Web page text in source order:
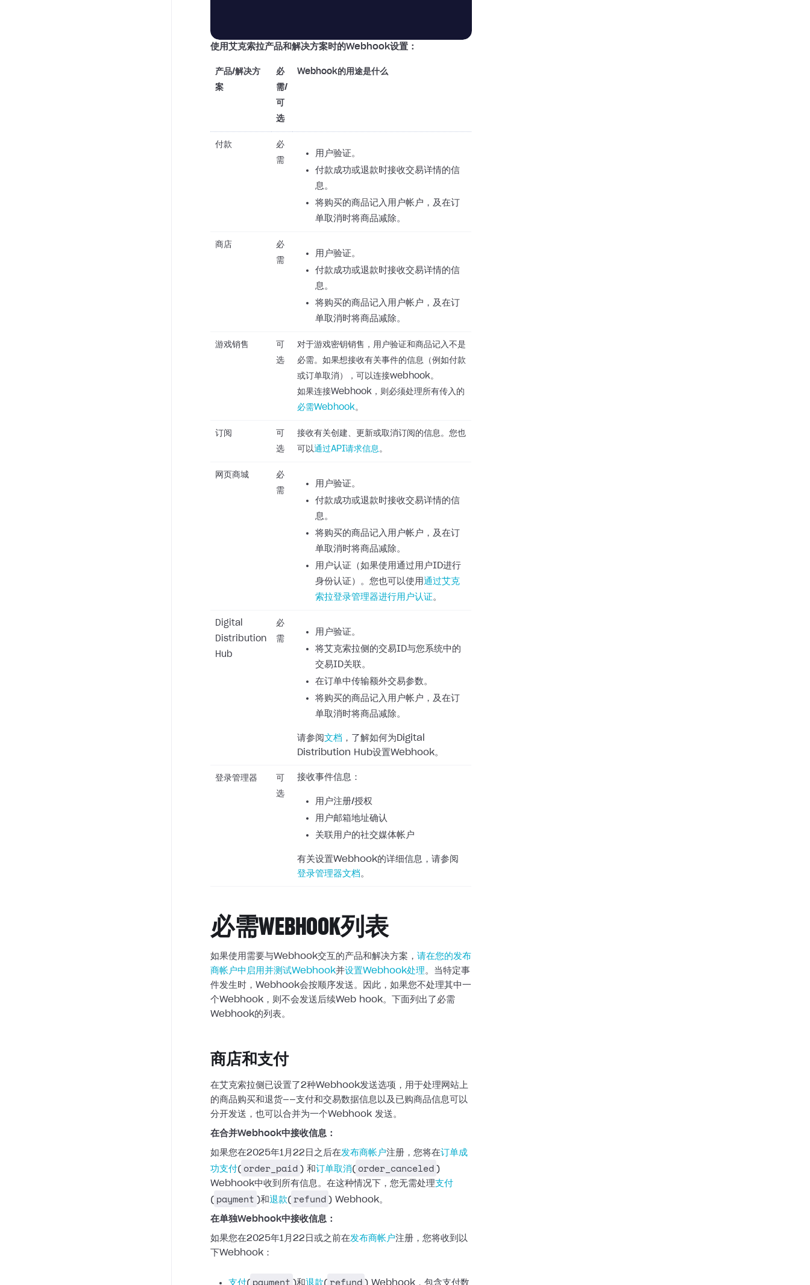
使用艾克索拉产品和解决方案时的Webhook设置：
产品/解决方
案
必
需/
可
选
Webhook的用途是什么
付款
必
需
用户验证。
付款成功或退款时接收交易详情的信
息。
将购买的商品记入用户帐户，及在订
单取消时将商品减除。
商店
必
需
用户验证。
付款成功或退款时接收交易详情的信
息。
将购买的商品记入用户帐户，及在订
单取消时将商品减除。
游戏销售
可
选
对于游戏密钥销售，用户验证和商品记入不是
必需。如果想接收有关事件的信息（例如付款
或订单取消），可以连接webhook。
如果连接Webhook，则必须处理所有传入的
必需Webhook。
订阅
可
选
接收有关创建、更新或取消订阅的信息。您也
可以通过API请求信息。
网页商城
必
需
用户验证。
付款成功或退款时接收交易详情的信
息。
将购买的商品记入用户帐户，及在订
单取消时将商品减除。
用户认证（如果使用通过用户ID进行
身份认证）。您也可以使用通过艾克
索拉登录管理器进行用户认证。
Digital
Distribution
Hub
必
需
用户验证。
将艾克索拉侧的交易ID与您系统中的
交易ID关联。
在订单中传输额外交易参数。
将购买的商品记入用户帐户，及在订
单取消时将商品减除。
请参阅 文档 ，了解如何为Digital
Distribution Hub设置Webhook。
登录管理器
可
选
接收事件信息：
用户注册/授权
用户邮箱地址确认
关联用户的社交媒体帐户
有关设置Webhook的详细信息，请参阅
登录管理器文档。
必需WEBHOOK列表
如果使用需要与Webhook交互的产品和解决方案， 请在您的发布
商帐户中启用并测试Webhook并设置Webhook处理。当特定事
件发生时，Webhook会按顺序发送。因此，如果您不处理其中一
个Webhook，则不会发送后续Web hook。下面列出了必需
Webhook的列表。
商店和支付
在艾克索拉侧已设置了2种Webhook发送选项，用于处理网站上
的商品购买和退货——支付和交易数据信息以及已购商品信息可以
分开发送，也可以合并为一个Webhook 发送。
在合并Webhook中接收信息：
如果您在2025年1月22日之后在发布商帐户注册，您将在订单成
功支付( order_paid ) 和订单取消( order_canceled )
Webhook中收到所有信息。在这种情况下，您无需处理支付
( payment )和退款( refund ) Webhook。
在单独Webhook中接收信息：
如果您在2025年1月22日或之前在发布商帐户注册，您将收到以
下Webhook：
支付( payment )和退款( refund ) Webhook，包含支付数